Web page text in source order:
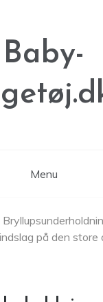
Baby-
Menu
på den store